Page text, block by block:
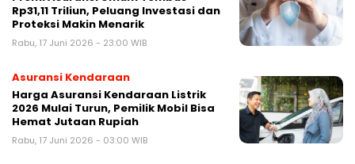
Rp31,11 Triliun, Peluang Investasi dan
Proteksi Makin Menarik
Rabu, 17 Juni 2026 - 23:00 WIB
Asuransi Kendaraan
Harga Asuransi Kendaraan Listrik
2026 Mulai Turun, Pemilik Mobil Bisa
Hemat Jutaan Rupiah
Rabu, 17 Juni 2026 - 03:00 WIB